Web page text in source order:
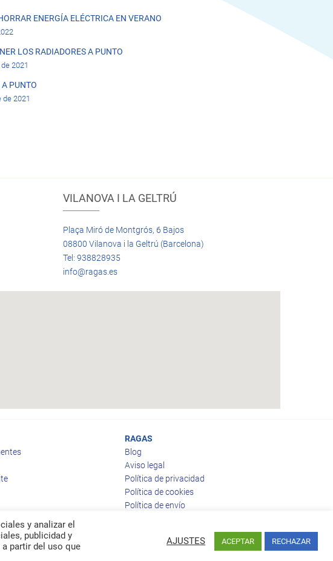
ENERGÍA ELÉCTRICA EN VERANO
LOS RADIADORES A PUNTO
2021
PUNTO
de 2021
VILANOVA I LA GELTRÚ
Plaça Miró de Montgrós, 6 Bajos
08800 Vilanova i la Geltrú (Barcelona)
Tel: 938828935
info@ragas.es
RAGAS
Blog
Aviso legal
Política de privacidad
Política de cookies
Política de envío
y analizar el
publicidad y
partir del uso que
AJUSTES ACEPTAR RECHAZAR